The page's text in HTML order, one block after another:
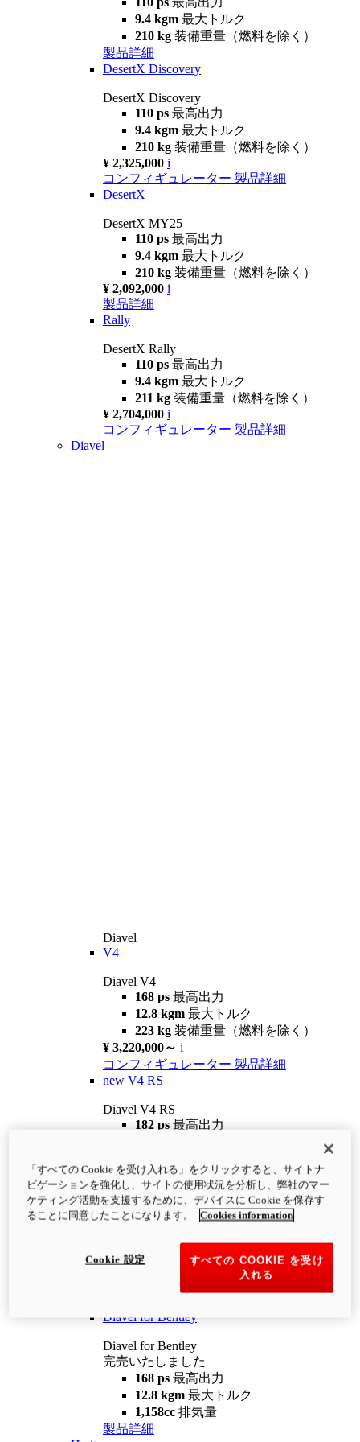
9.4 kgm 最大トルク
210 kg 装備重量（燃料を除く）
製品詳細
DesertX Discovery
DesertX Discovery
110 ps 最高出力
9.4 kgm 最大トルク
210 kg 装備重量（燃料を除く）
¥ 2,325,000 i
コンフィギュレーター 製品詳細
DesertX
DesertX MY25
110 ps 最高出力
9.4 kgm 最大トルク
210 kg 装備重量（燃料を除く）
¥ 2,092,000 i
製品詳細
Rally
DesertX Rally
110 ps 最高出力
9.4 kgm 最大トルク
211 kg 装備重量（燃料を除く）
¥ 2,704,000 i
コンフィギュレーター 製品詳細
Diavel
Diavel
V4
Diavel V4
168 ps 最高出力
12.8 kgm 最大トルク
223 kg 装備重量（燃料を除く）
¥ 3,220,000～ i
コンフィギュレーター 製品詳細
new V4 RS
Diavel V4 RS
182 ps 最高出力
¥4,400,000 i
コンフィギュレーター 製品詳細
newV4 RS 100
12.2 kgm
最大トルク
装備重量（燃料を除く）
Diavel for Bentley
Diavel for Bentley
完売いたしました
168 ps 最高出力
12.8 kgm 最大トルク
1,158cc 排気量
製品詳細
「すべての Cookie を受け入れる」をクリックすると、サイトナ
ビゲーションを強化し、サイトの使用状況を分析し、弊社のマー
ケティング活動を支援するために、デバイスに Cookie を保存す
ることに同意したことになります。
Cookies information
すべての COOKIE を受け
入れる
Cookie 設定